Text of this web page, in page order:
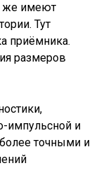
же имеют
Тут
приёмника.
размеров
импульсной и
точными и